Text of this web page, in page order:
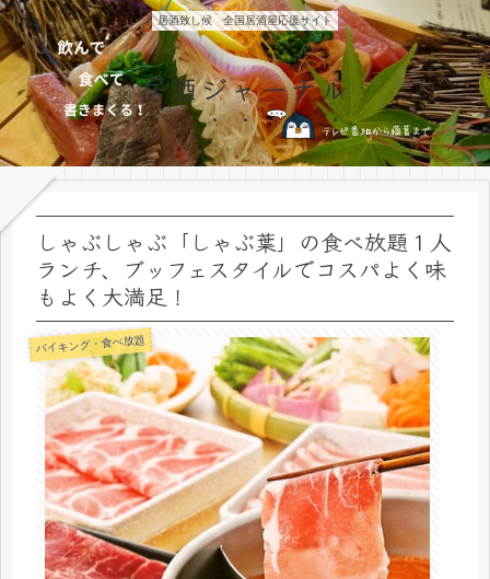
居酒致し候 全国居酒屋応援サイト
居酒ジャーナル
しゃぶしゃぶ「しゃぶ葉」の食べ放題１人
ランチ、ブッフェスタイルでコスパよく味
もよく大満足！
バイキング・食べ放題